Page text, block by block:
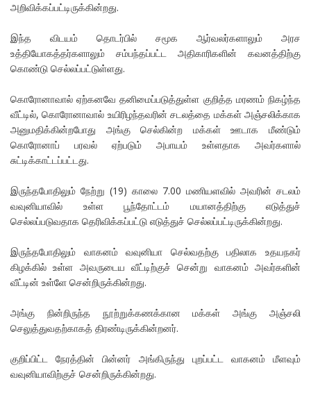
அறிவிக்கப்பட்டிருக்கின்றது.
இந்த விடயம் தொடர்பில் சமூக ஆர்வலர்களாலும் அரச
உத்தியோகத்தர்களாலும் சம்பந்தப்பட்ட அதிகாரிகளின் கவனத்திற்கு
கொண்டு செல்லப்பட்டுள்ளது.
கொரோனாவால் ஏற்கனவே தனிமைப்படுத்துள்ள குறித்த மரணம் நிகழ்ந்த
வீட்டில், கொரோனாவால் உயிரிழந்தவரின் சடலத்தை மக்கள் அஞ்சலிக்காக
அனுமதிக்கின்றபோது அங்கு செல்கின்ற மக்கள் ஊடாக மீண்டும்
கொரோனாப் பரவல் ஏற்படும் அபாயம் உள்ளதாக அவர்களால்
சுட்டிக்காட்டப்பட்டது.
இருந்தபோதிலும் நேற்று (19) காலை 7.00 மணியளவில் அவரின் சடலம்
வவுனியாவில் உள்ள பூந்தோட்டம் மயானத்திற்கு எடுத்துச்
செல்லப்படுவதாக தெரிவிக்கப்பட்டு எடுத்துச் செல்லப்பட்டிருக்கின்றது.
இருந்தபோதிலும் வாகனம் வவுனியா செல்வதற்கு பதிலாக உதயநகர்
கிழக்கில் உள்ள அவருடைய வீட்டிற்குச் சென்று வாகனம் அவர்களின்
வீட்டின் உள்ளே சென்றிருக்கின்றது.
அங்கு நின்றிருந்த நூற்றுக்கணக்கான மக்கள் அங்கு அஞ்சலி
செலுத்துவதற்காகத் திரண்டிருக்கின்றனர்.
குறிப்பிட்ட நேரத்தின் பின்னர் அங்கிருந்து புறப்பட்ட வாகனம் மீளவும்
வவுனியாவிற்குச் சென்றிருக்கின்றது.